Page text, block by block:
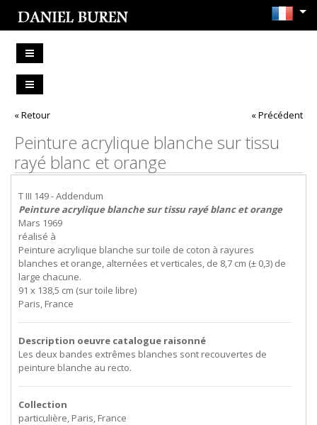
« Retour « Précédent
Peinture acrylique blanche sur tissu
rayé blanc et orange
T III 149 - Addendum
Peinture acrylique blanche sur tissu rayé blanc et orange
Mars 1969
réalisé à
Peinture acrylique blanche sur toile de coton à rayures
blanches et orange, alternées et verticales, de 8,7 cm (± 0,3) de
large chacune.
91 x 138,5 cm (sur toile libre)
Paris, France
Description oeuvre catalogue raisonné
Les deux bandes extrêmes blanches sont recouvertes de
peinture blanche au recto.
Collection
particulière, Paris, France